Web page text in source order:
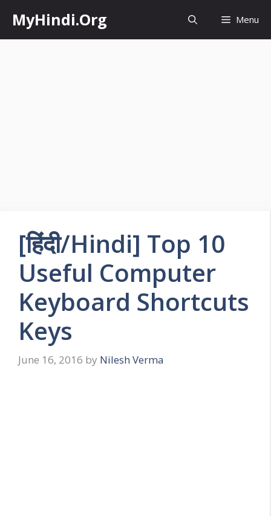
content
MyHindi.Org Menu
[हिंदी/Hindi] Top 10
Useful Computer
Keyboard Shortcuts
Keys
June 16, 2016 by Nilesh Verma